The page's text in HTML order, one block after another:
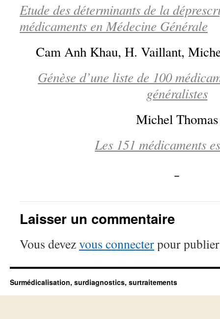
Etude des déterminants de la
médicaments en Médecine Générale
Cam Anh Khau, H. Vaillant,
Génèse d’une liste de 100
généralistes
Michel Thomas
Les 151 médicaments
Laisser un commentaire
Vous devezvous connecterpour
Surmédicalisation, surdiagnostics, surtraitements